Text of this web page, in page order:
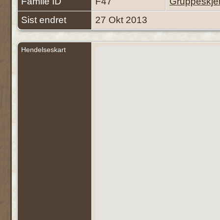
Sist endret
27 Okt 2013
Hendelseskart